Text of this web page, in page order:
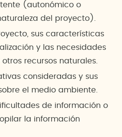
(autonómico o
del proyecto).
sus características
y las necesidades
recursos naturales.
consideradas y sus
el medio ambiente.
de información o
la información